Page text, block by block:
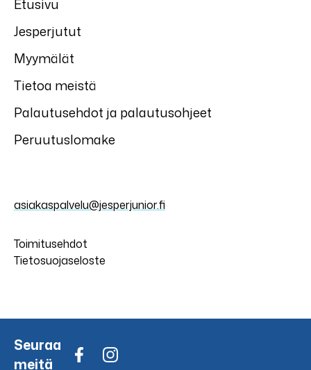
Etusivu
Jesperjutut
Myymälät
Tietoa meistä
Palautusehdot ja palautusohjeet
Peruutuslomake
asiakaspalvelu@jesperjunior.fi
Toimitusehdot
Tietosuojaseloste
Seuraa
meitä